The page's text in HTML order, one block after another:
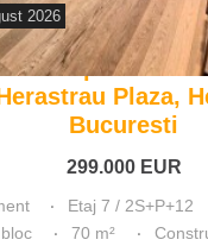
2026
apartament
Plaza,
Bucuresti
299.000 EUR
Etaj 7 / 2S+P+12
70 m²